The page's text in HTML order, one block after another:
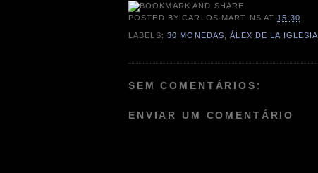
POSTED BYCARLOS MARTINS AT 15:30
LABELS: 30 MONEDAS ,ÁLEX DE LA IGLESIA
SEM COMENTÁRIOS:
ENVIAR UM COMENTÁRIO